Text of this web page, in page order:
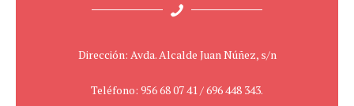
Dirección: Avda. Alcalde Juan Núñez, s/n
Teléfono: 956 68 07 41 / 696 448 343.